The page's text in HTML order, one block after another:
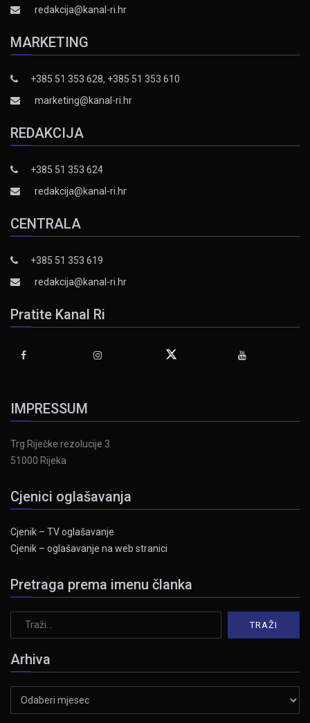
redakcija@kanal-ri.hr
MARKETING
+385 51 353 628, +385 51 353 610
marketing@kanal-ri.hr
REDAKCIJA
+385 51 353 624
redakcija@kanal-ri.hr
CENTRALA
+385 51 353 619
redakcija@kanal-ri.hr
Pratite Kanal Ri
IMPRESSUM
Trg Riječke rezolucije 3
51000 Rijeka
Cjenici oglašavanja
Cjenik – TV oglašavanje
Cjenik – oglašavanje na web stranici
Pretraga prema imenu članka
Arhiva